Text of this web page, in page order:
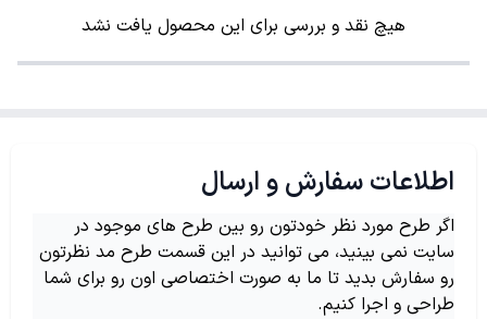
هیچ نقد و بررسی برای این محصول یافت نشد
اطلاعات سفارش و ارسال
اگر طرح مورد نظر خودتون رو بین طرح های موجود در
سایت نمی بینید، می توانید در این قسمت طرح مد نظرتون
رو سفارش بدید تا ما به صورت اختصاصی اون رو برای شما
طراحی و اجرا کنیم.